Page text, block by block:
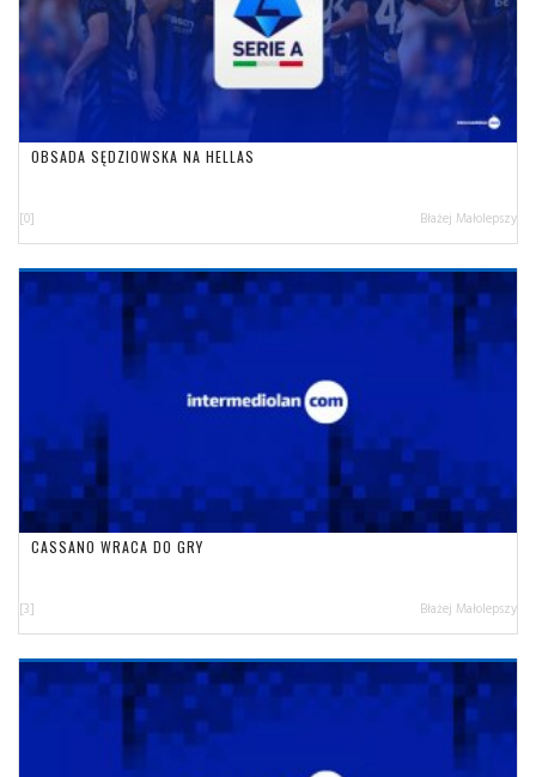
OBSADA SĘDZIOWSKA NA HELLAS
[0] Błażej Małolepszy
CASSANO WRACA DO GRY
[3] Błażej Małolepszy